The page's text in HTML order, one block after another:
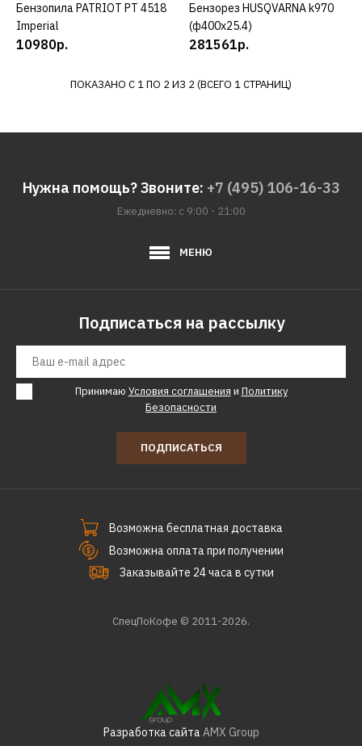
ДОБАВИТЬ К СРАВНЕНИЮ
ДОБАВИТЬ В ПОЖЕЛАНИЯ
Бензорез HUSQVARNA
ДОБАВИТЬ В ПОЖЕЛАНИЯ
КУПИТЬ
Бензопила PATRIOT PT 4518
Imperial
10980р.
КУПИТЬ
Бензорез HUSQVARNA k970
(ф400х25.4)
281561р.
ПОКАЗАНО С 1 ПО 2 ИЗ 2 (ВСЕГО 1 СТРАНИЦ)
Нужна помощь? Звоните: +7 (495) 106-16-33
Ежедневно: с 9:00 - 21:00
МЕНЮ
Подписаться на рассылку
Принимаю Условия соглашения и Политику
Безопасности
ПОДПИСАТЬСЯ
Возможна бесплатная доставка
Возможна оплата при получении
Заказывайте 24 часа в сутки
СпецПоКофе © 2011-2026.
Разработка сайта AMX Group